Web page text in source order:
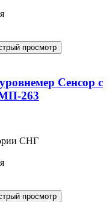
просмотр
Сенсор с
263
СНГ
просмотр